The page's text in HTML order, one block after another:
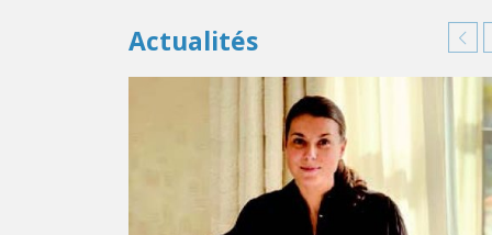
Actualités